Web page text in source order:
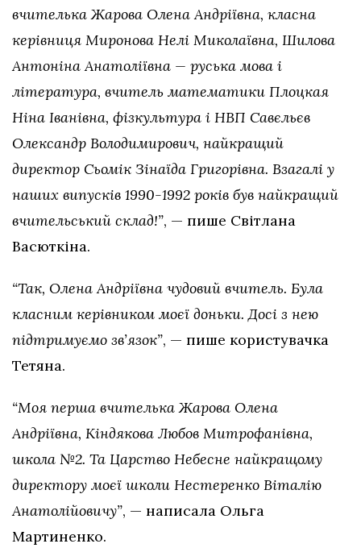
вчителька Жарова Олена Андріївна, класна
керівниця Миронова Нелі Миколаївна, Шилова
Антоніна Анатоліївна — руська мова і
література, вчитель математики Плоцкая
Ніна Іванівна, фізкультура і НВП Савєльєв
Олександр Володимирович, найкращий
директор Сьомік Зінаїда Григорівна. Взагалі у
наших випусків 1990-1992 років був найкращий
вчительський склад!”, — пише Світлана
Васюткіна.
“Так, Олена Андріївна чудовий вчитель. Була
класним керівником моєї доньки. Досі з нею
підтримуємо зв’язок”, — пише користувачка
Тетяна.
“Моя перша вчителька Жарова Олена
Андріївна, Кіндякова Любов Митрофанівна,
школа №2. Та Царство Небесне найкращому
директору моєї школи Нестеренко Віталію
Анатолійовичу”, — написала Ольга
Мартиненко.